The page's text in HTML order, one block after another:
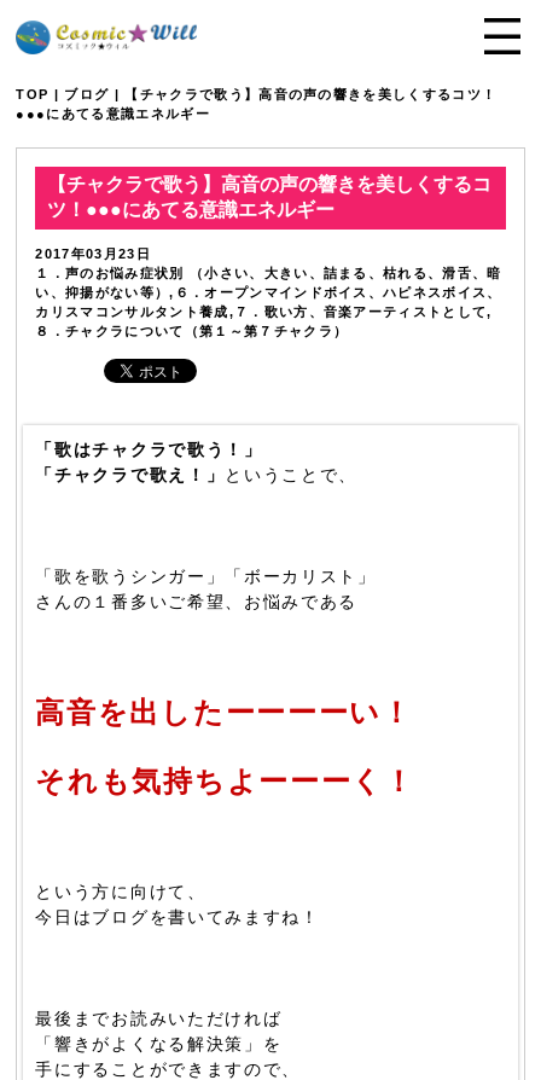
TOP | ブログ | 【チャクラで歌う】高音の声の響きを美しくするコツ！
●●●にあてる意識エネルギー
【チャクラで歌う】高音の声の響きを美しくするコ
ツ！●●●にあてる意識エネルギー
2017年03月23日
１．声のお悩み症状別 （小さい、大きい、詰まる、枯れる、滑舌、暗
い、抑揚がない等）,６．オープンマインドボイス、ハピネスボイス、
カリスマコンサルタント養成,７．歌い方、音楽アーティストとして,
８．チャクラについて（第１～第７チャクラ）
「歌はチャクラで歌う！」
「チャクラで歌え！」
ということで、
「歌を歌うシンガー」「ボーカリスト」
さんの１番多いご希望、お悩みである
高音を出したーーーーい！
それも気持ちよーーーく！
という方に向けて、
今日はブログを書いてみますね！
最後までお読みいただければ
「響きがよくなる解決策」を
手にすることができますので、